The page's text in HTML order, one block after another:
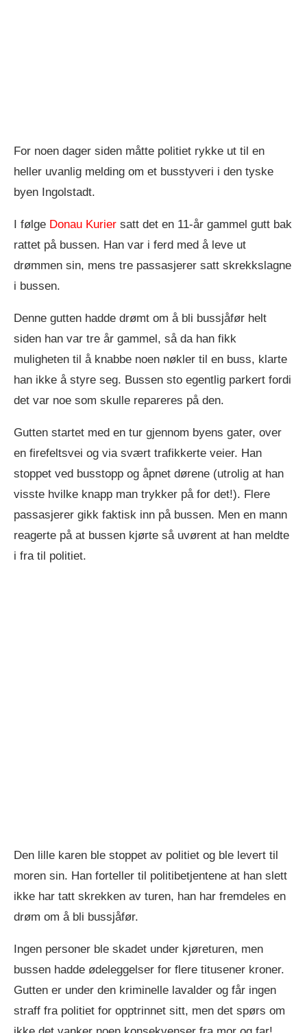
For noen dager siden måtte politiet rykke ut til en
heller uvanlig melding om et busstyveri i den tyske
byen Ingolstadt.
I følge Donau Kurier satt det en 11-år gammel gutt bak
rattet på bussen. Han var i ferd med å leve ut
drømmen sin, mens tre passasjerer satt skrekkslagne
i bussen.
Denne gutten hadde drømt om å bli bussjåfør helt
siden han var tre år gammel, så da han fikk
muligheten til å knabbe noen nøkler til en buss, klarte
han ikke å styre seg. Bussen sto egentlig parkert fordi
det var noe som skulle repareres på den.
Gutten startet med en tur gjennom byens gater, over
en firefeltsvei og via svært trafikkerte veier. Han
stoppet ved busstopp og åpnet dørene (utrolig at han
visste hvilke knapp man trykker på for det!). Flere
passasjerer gikk faktisk inn på bussen. Men en mann
reagerte på at bussen kjørte så uvørent at han meldte
i fra til politiet.
Den lille karen ble stoppet av politiet og ble levert til
moren sin. Han forteller til politibetjentene at han slett
ikke har tatt skrekken av turen, han har fremdeles en
drøm om å bli bussjåfør.
Ingen personer ble skadet under kjøreturen, men
bussen hadde ødeleggelser for flere titusener kroner.
Gutten er under den kriminelle lavalder og får ingen
straff fra politiet for opptrinnet sitt, men det spørs om